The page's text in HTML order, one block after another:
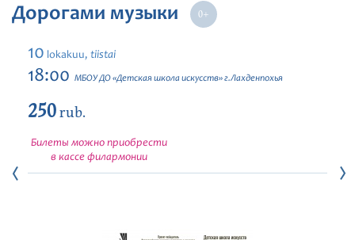
Konserttikalenteri
Festivaalit
Дорогами музыки
10 lokakuu, tiistai
18:00 МБОУ ДО «Детская школа искусств» г.Лахденпохья
250rub.
Билеты можно приобрести
в кассе филармонии